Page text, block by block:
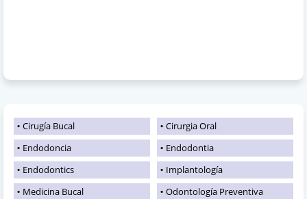
Cirugía Bucal
Cirurgia Oral
Endodoncia
Endodontia
Endodontics
Implantología
Medicina Bucal
Odontología Preventiva